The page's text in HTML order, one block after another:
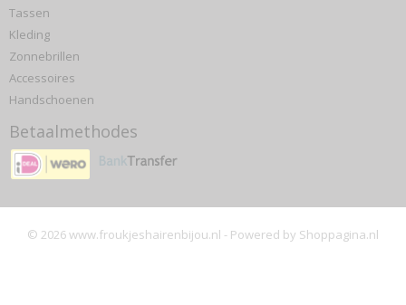
Tassen
Kleding
Zonnebrillen
Accessoires
Handschoenen
Betaalmethodes
© 2026 www.froukjeshairenbijou.nl - Powered by Shoppagina.nl